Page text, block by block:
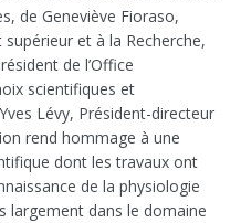
de Geneviève Fioraso,
supérieur et à la Recherche,
de l’Office
scientifiques et
Lévy, Président-directeur
rend hommage à une
dont les travaux ont
de la physiologie
largement dans le domaine